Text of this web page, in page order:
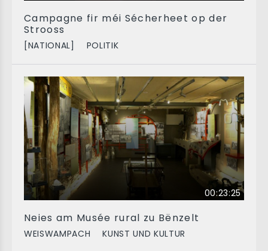
Campagne fir méi Sécherheet op der
Strooss
[NATIONAL] POLITIK
00:23:25
Neies am Musée rural zu Bënzelt
WEISWAMPACH KUNST UND KULTUR